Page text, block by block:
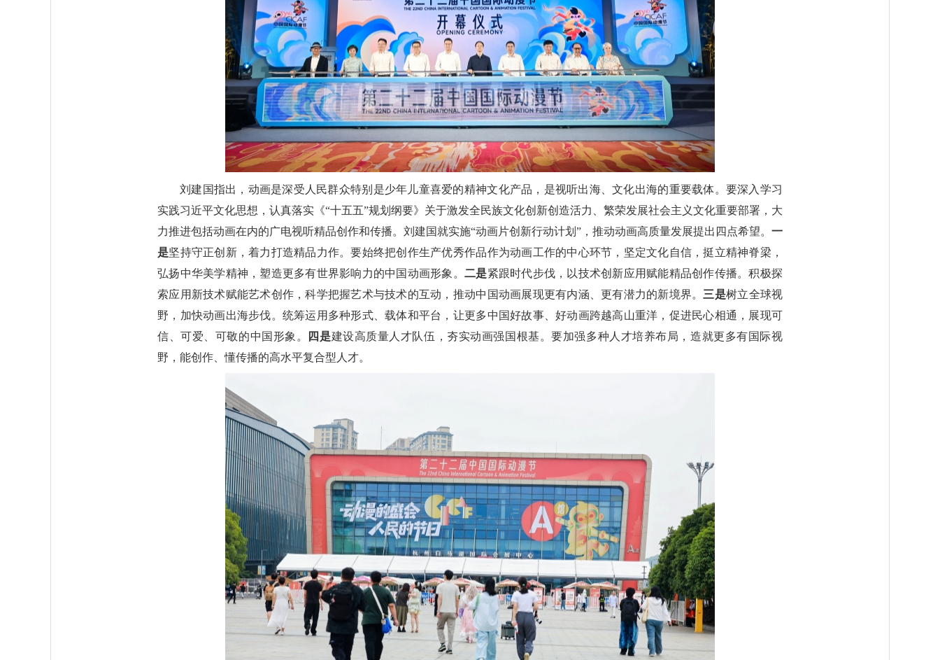
刘建国指出，动画是深受人民群众特别是少年儿童喜爱的精神文化产品，是视听出海、文化出海的重要载体。要深入学习
实践习近平文化思想，认真落实《“十五五”规划纲要》关于激发全民族文化创新创造活力、繁荣发展社会主义文化重要部署，大
力推进包括动画在内的广电视听精品创作和传播。刘建国就实施“动画片创新行动计划”，推动动画高质量发展提出四点希望。 一
是坚持守正创新，着力打造精品力作。要始终把创作生产优秀作品作为动画工作的中心环节，坚定文化自信，挺立精神脊梁，
弘扬中华美学精神，塑造更多有世界影响力的中国动画形象。 二是紧跟时代步伐，以技术创新应用赋能精品创作传播。积极探
索应用新技术赋能艺术创作，科学把握艺术与技术的互动，推动中国动画展现更有内涵、更有潜力的新境界。 三是树立全球视
野，加快动画出海步伐。统筹运用多种形式、载体和平台，让更多中国好故事、好动画跨越高山重洋，促进民心相通，展现可
信、可爱、可敬的中国形象。
四是建设高质量人才队伍，夯实动画强国根基。要加强多种人才培养布局，造就更多有国际视
野，能创作、懂传播的高水平复合型人才。